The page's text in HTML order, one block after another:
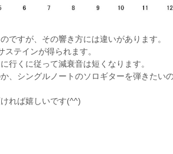
ですが、その響き方には違いがあります。
テインが得られます。
行くに従って減衰音は短くなります。
、シングルノートのソロギターを弾きたい
れば嬉しいです(^^)